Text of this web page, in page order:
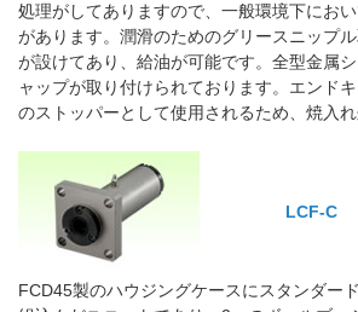
処理がしてありますので、一般環境下にお
があります。潤滑のためのグリースニップル
が設けてあり、給油が可能です。全型金属
ャップが取り付けられております。エンド
のストッパーとして使用されるため、焼入れ
LCF-C
FCD45製のハウジングケースにスタンダー